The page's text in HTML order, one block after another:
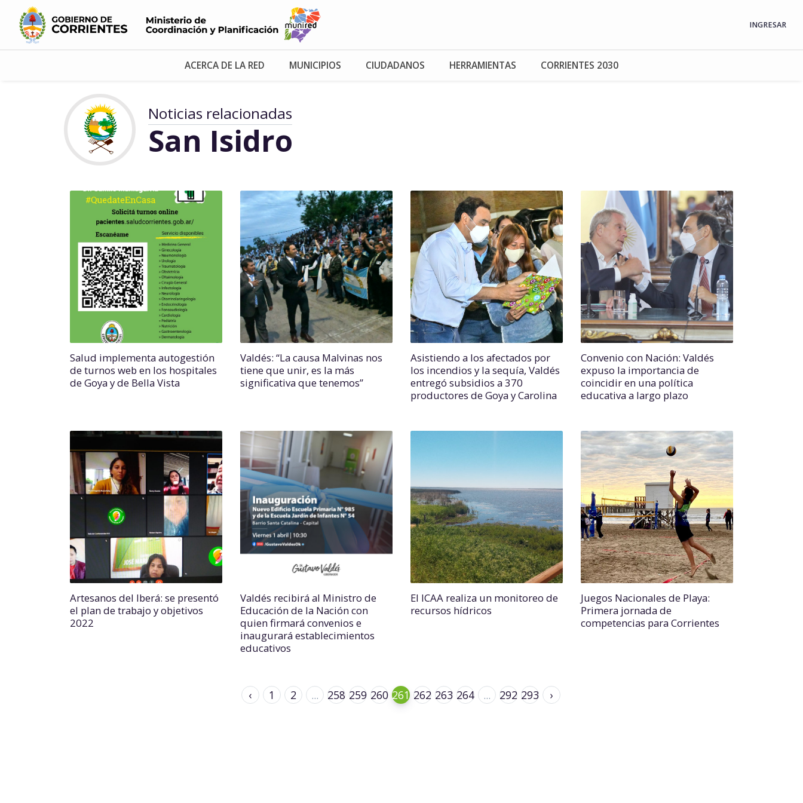
INGRESAR
ACERCA DE LA RED MUNICIPIOS CIUDADANOS HERRAMIENTAS CORRIENTES 2030
Noticias relacionadas
San Isidro
Salud implementa autogestión
de turnos web en los hospitales
de Goya y de Bella Vista
Valdés: “La causa Malvinas nos
tiene que unir, es la más
significativa que tenemos”
Asistiendo a los afectados por
los incendios y la sequía, Valdés
entregó subsidios a 370
productores de Goya y Carolina
Convenio con Nación: Valdés
expuso la importancia de
coincidir en una política
educativa a largo plazo
Artesanos del Iberá: se presentó
el plan de trabajo y objetivos
2022
Valdés recibirá al Ministro de
Educación de la Nación con
quien firmará convenios e
inaugurará establecimientos
educativos
El ICAA realiza un monitoreo de
recursos hídricos
Juegos Nacionales de Playa:
Primera jornada de
competencias para Corrientes
‹ 1 2 ... 258 259 260 261 262 263 264 ... 292 293 ›